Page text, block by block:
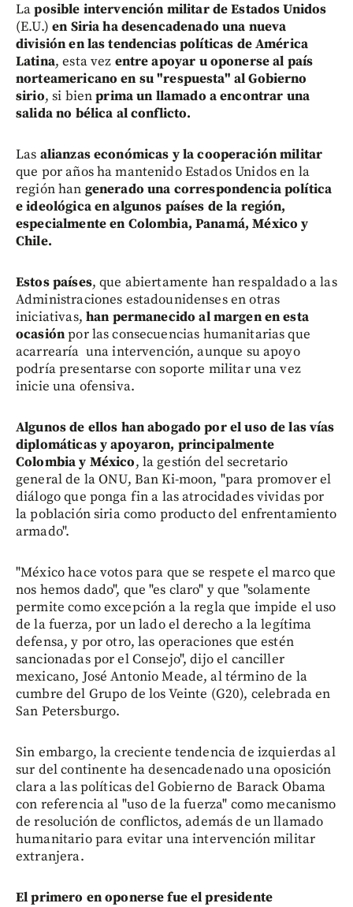
Laposible intervención militar de Estados Unidos
(E.U.) en Siria ha desencadenado una nueva
división en las tendencias políticas de América
Latina, esta vez entre apoyar u oponerse al país
norteamericano en su "respuesta" al Gobierno
sirio, si bienprima un llamado a encontrar una
salida no bélica al conflicto.
Las alianzas económicas y la cooperación militar
que por años ha mantenido Estados Unidos en la
región han generado una correspondencia política
e ideológica en algunos países de la región,
especialmente en Colombia, Panamá, México y
Chile.
Estos países, que abiertamente han respaldado a las
Administraciones estadounidenses en otras
iniciativas, han permanecido al margen en esta
ocasiónpor las consecuencias humanitarias que
acarrearía una intervención, aunque su apoyo
podría presentarse con soporte militar una vez
inicie una ofensiva.
Algunos de ellos han abogado por el uso de las vías
diplomáticas y apoyaron, principalmente
Colombia y México, la gestión del secretario
general de la ONU, Ban Ki-moon, "para promover el
diálogo que ponga fin a las atrocidades vividas por
la población siria como producto del enfrentamiento
armado".
"México hace votos para que se respete el marco que
nos hemos dado", que "es claro" y que "solamente
permite como excepción a la regla que impide el uso
de la fuerza, por un lado el derecho a la legítima
defensa, y por otro, las operaciones que estén
sancionadas por el Consejo", dijo el canciller
mexicano, José Antonio Meade, al término de la
cumbre del Grupo de los Veinte (G20), celebrada en
San Petersburgo.
Sin embargo, la creciente tendencia de izquierdas al
sur del continente ha desencadenado una oposición
clara a las políticas del Gobierno de Barack Obama
con referencia al "uso de la fuerza" como mecanismo
de resolución de conflictos, además de un llamado
humanitario para evitar una intervención militar
extranjera.
El primero en oponerse fue el presidente